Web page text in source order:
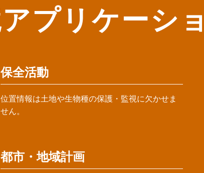
プリケーシ
保全活動
位置情報は土地や生物種の保護・監視に欠かせま
せん。
都市・地域計画